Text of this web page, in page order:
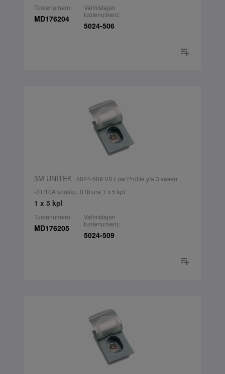
Tuotenumero:
MD176204
Valmistajan
tuotenumero:
5024-506
3M UNITEK| 5024-509 VS Low Profile ylä 3 vasen
-3T/10A koukku, 018 ura 1 x 5 kpl
1 x 5 kpl
Tuotenumero:
MD176205
Valmistajan
tuotenumero:
5024-509